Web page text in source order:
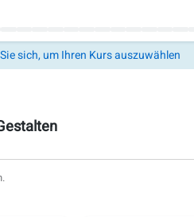
sich, um Ihren Kurs auszuwählen